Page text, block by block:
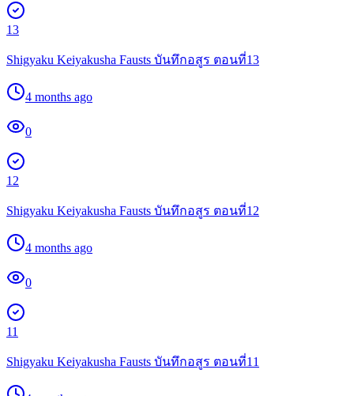
13
Shigyaku Keiyakusha Fausts บันทึกอสูร ตอนที่13
4 months ago
0
12
Shigyaku Keiyakusha Fausts บันทึกอสูร ตอนที่12
4 months ago
0
11
Shigyaku Keiyakusha Fausts บันทึกอสูร ตอนที่11